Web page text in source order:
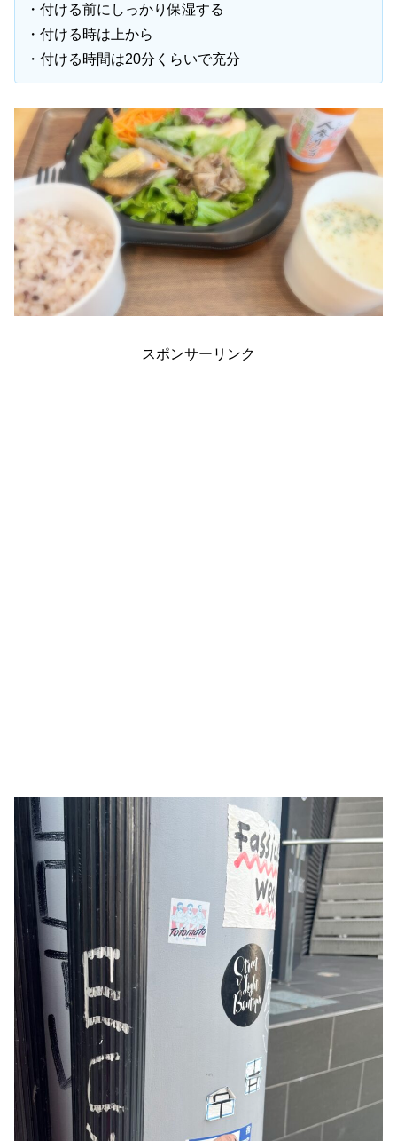
・付ける前にしっかり保湿する
・付ける時は上から
・付ける時間は20分くらいで充分
スポンサーリンク